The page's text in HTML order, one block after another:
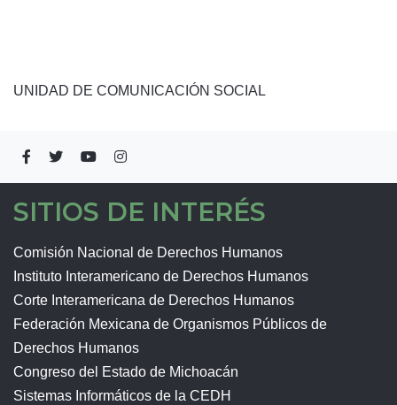
UNIDAD DE COMUNICACIÓN SOCIAL
SITIOS DE INTERÉS
Comisión Nacional de Derechos Humanos
Instituto Interamericano de Derechos Humanos
Corte Interamericana de Derechos Humanos
Federación Mexicana de Organismos Públicos de
Derechos Humanos
Congreso del Estado de Michoacán
Sistemas Informáticos de la CEDH